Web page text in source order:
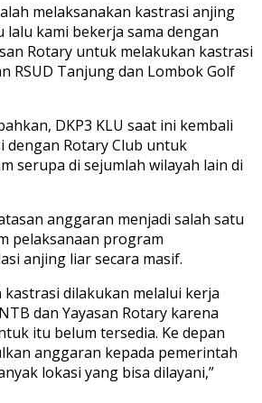
melaksanakan kastrasi anjing
lalu kami bekerja sama dengan
Rotary untuk melakukan kastrasi
RSUD Tanjung dan Lombok Golf
DKP3 KLU saat ini kembali
dengan Rotary Club untuk
serupa di sejumlah wilayah lain di
anggaran menjadi salah satu
pelaksanaan program
anjing liar secara masif.
kastrasi dilakukan melalui kerja
dan Yayasan Rotary karena
itu belum tersedia. Ke depan
anggaran kepada pemerintah
lokasi yang bisa dilayani,”